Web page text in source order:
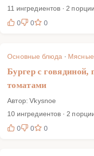
11 ингредиентов · 2
0
0 0
Основные блюда ·
Бургер с говядиной,
томатами
Автор: Vkysnoe
10 ингредиентов · 2
0
0 0